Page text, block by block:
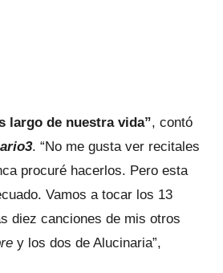
largo de nuestra vida”, contó
. “No me gusta ver recitales
procuré hacerlos. Pero esta
Vamos a tocar los 13
diez canciones de mis otros
y los dos de Alucinaria”,